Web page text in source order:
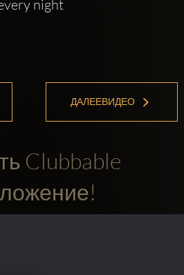
night
ДАЛЕЕВИДЕО
Clubbable